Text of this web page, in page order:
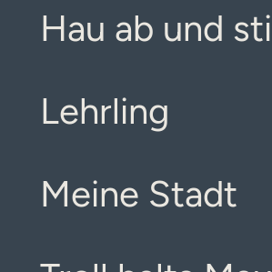
Hau ab und
Lehrling
Meine Stadt